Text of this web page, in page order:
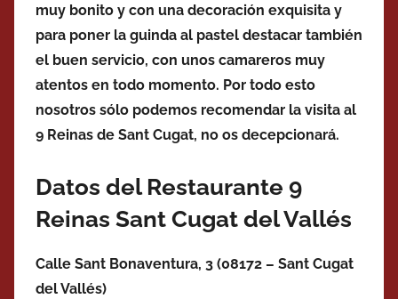
muy bonito y con una decoración exquisita y
para poner la guinda al pastel destacar también
el buen servicio, con unos camareros muy
atentos en todo momento. Por todo esto
nosotros sólo podemos recomendar la visita al
9 Reinas de Sant Cugat, no os decepcionará.
Datos del Restaurante 9
Reinas Sant Cugat del Vallés
Calle Sant Bonaventura, 3 (08172 – Sant Cugat
del Vallés)